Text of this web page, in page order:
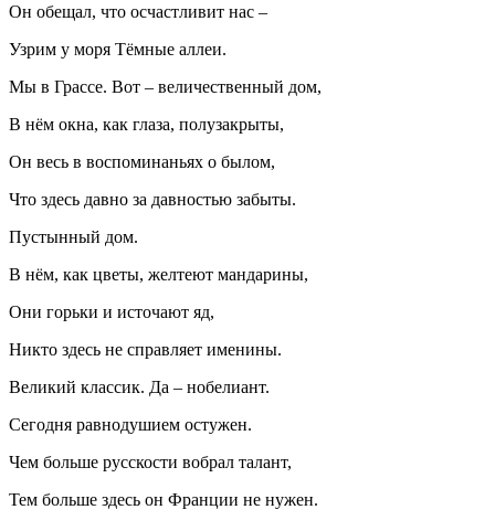
Он обещал, что осчастливит нас –
Узрим у моря Тёмные аллеи.
Мы в Грассе. Вот – величественный дом,
В нём окна, как глаза, полузакрыты,
Он весь в воспоминаньях о былом,
Что здесь давно за давностью забыты.
Пустынный дом.
В нём, как цветы, желтеют мандарины,
Они горьки и источают яд,
Никто здесь не справляет именины.
Великий классик. Да – нобелиант.
Сегодня равнодушием остужен.
Чем больше русскости вобрал талант,
Тем больше здесь он Франции не нужен.